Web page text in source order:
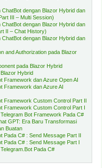
ChatBot dengan Blazor Hybrid dan
III – Multi Session)
ChatBot dengan Blazor Hybrid dan
II – Chat History)
ChatBot dengan Blazor Hybrid dan
and Authorization pada Blazor
pada Blazor Hybrid
Hybrid
Framework dan Azure Open AI
Framework dan Azure AI
Framework Custom Control Part II
Framework Custom Control Part I
Bot Framework Pada C#
GPT: Era Baru Transformasi
Buatan
Pada C# : Send Message Part II
Pada C# : Send Message Part I
Pada C#